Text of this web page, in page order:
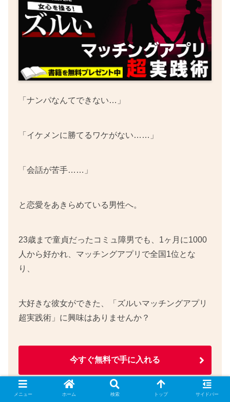
「ナンパなんてできない…」
「イケメンに勝てるワケがない……」
「会話が苦手……」
と恋愛をあきらめている男性へ。
23歳まで童貞だったコミュ障男でも、1ヶ月に1000
人から好かれ、マッチングアプリで全国1位とな
り、
大好きな彼女ができた、「ズルいマッチングアプリ
超実践術」に興味はありませんか？
今すぐ無料で手に入れる
メニュー ホーム 検索 トップ サイドバー